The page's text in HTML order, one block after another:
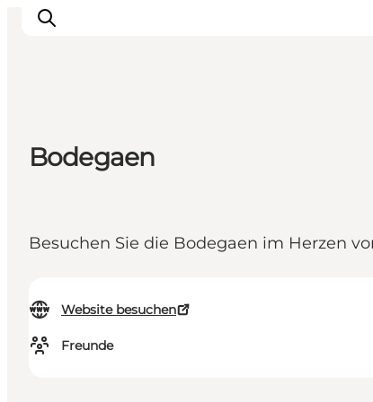
Sehen und erleben
Veranstaltungen
Transport
Bodegaen
Besuchen Sie die Bodegaen im Herzen
Website besuchen
Freunde